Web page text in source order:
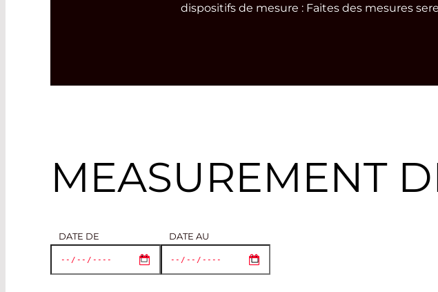
dispositifs de mesure : Faites des mesures
MEASUREMENT
DATE DE DATE AU